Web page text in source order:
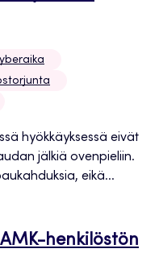
hyökkäyksessä eivät
jälkiä ovenpieliin.
eikä...
henkilöstön